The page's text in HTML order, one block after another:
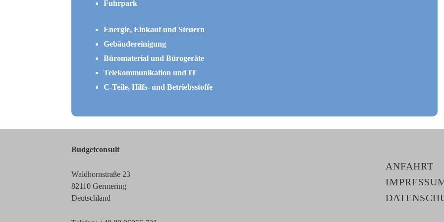
Fuhrpark
Energie, Einkauf und Steuern
Gebäudereinigung
Büromaterial und Bürogeräte
Telekommunikation und IT
C-Teile, Hilfs- und Betriebsstoffe
Budgetconsult
Waldhornstraße 23
82110 Germering
Deutschland
ANFAHRT